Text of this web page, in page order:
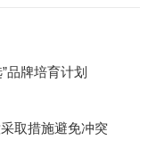
品牌培育计划
取措施避免冲突